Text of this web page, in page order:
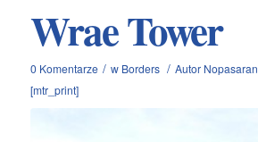
Wrae Tower
0 Komentarze / w Borders / Autor Nopasaran
[mtr_print]